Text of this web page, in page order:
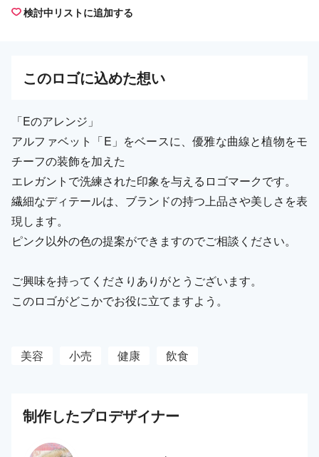
検討中リストに追加する
このロゴに込めた想い
「Eのアレンジ」
アルファベット「E」をベースに、優雅な曲線と植物をモ
チーフの装飾を加えた
エレガントで洗練された印象を与えるロゴマークです。
繊細なディテールは、ブランドの持つ上品さや美しさを表
現します。
ピンク以外の色の提案ができますのでご相談ください。
ご興味を持ってくださりありがとうございます。
このロゴがどこかでお役に立てますよう。
美容 小売 健康 飲食
制作したプロデザイナー